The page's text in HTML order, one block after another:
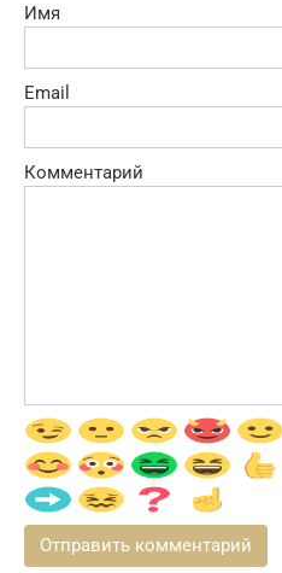
Имя
Email
Комментарий